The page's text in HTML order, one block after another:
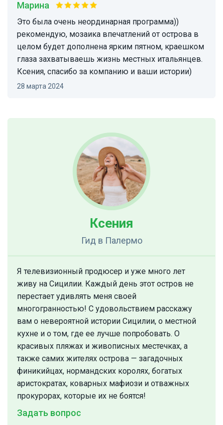
марина
Это была очень неординарная программа))
рекомендую, мозаика впечатлений от острова в
целом будет дополнена ярким пятном, краешком
глаза захватываешь жизнь местных итальянцев.
Ксения, спасибо за компанию и ваши истории)
28 марта 2024
Ксения
Гид в Палермо
Я телевизионный продюсер и уже много лет
живу на Сицилии. Каждый день этот остров не
перестает удивлять меня своей
многогранностью! С удовольствием расскажу
вам о невероятной истории Сицилии, о местной
кухне и о том, где ее лучше попробовать. О
красивых пляжах и живописных местечках, а
также самих жителях острова — загадочных
финикийцах, нормандских королях, богатых
аристократах, коварных мафиози и отважных
прокурорах, которые их не боятся!
Задать вопрос